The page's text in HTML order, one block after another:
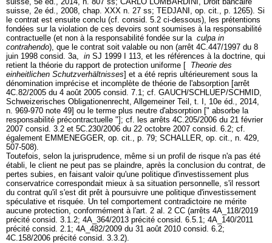
suisse, 2e éd., 2008, chap. XXX n. 27 ss; TEDJANI, op. cit., p. 1265). Si
le contrat est ensuite conclu (cf. consid. 5.2 ci-dessous), les prétentions
fondées sur la violation de ces devoirs sont soumises à la responsabilité
contractuelle (et non à la responsabilité fondée sur la culpa in
contrahendo), que le contrat soit valable ou non (arrêt 4C.447/1997 du 8
juin 1998 consid. 3a, in SJ 1999 I 113, et les références à la doctrine, qui
retient la théorie du rapport de protection uniforme [ Theorie des
einheitlichen Schutzverhältnisses] et a été repris ultérieurement sous la
dénomination imprécise et incomplète de théorie de l'absorption [arrêt
4C.82/2005 du 4 août 2005 consid. 7.1; cf. GAUCH/SCHLUEP/SCHMID,
Schweizerisches Obligationenrecht, Allgemeiner Teil, t. I, 10e éd., 2014,
n. 969-970 note 49] ou le terme plus neutre d'absorption [" absorbe la
responsabilité précontractuelle "]; cf. les arrêts 4C.205/2006 du 21 février
2007 consid. 3.2 et 5C.230/2006 du 22 octobre 2007 consid. 6.2; cf.
également EMMENEGGER, op. cit., p. 79; SCHALLER, op. cit., n. 429,
507-508).
Toutefois, selon la jurisprudence, même si un profil de risque n'a pas été
établi, le client ne peut pas se plaindre, après la conclusion du contrat, de
pertes subies, en faisant valoir qu'une politique d'investissement plus
conservatrice correspondait mieux à sa situation personnelle, s'il ressort
du contrat qu'il s'est dit prêt à poursuivre une politique d'investissement
spéculative et risquée. Un tel comportement contradictoire ne mérite
aucune protection, conformément à l'art. 2 al. 2 CC (arrêts 4A_118/2019
précité consid. 3.1.2; 4A_364/2013 précité consid. 6.5.1; 4A_140/2011
précité consid. 2.1; 4A_482/2009 du 31 août 2010 consid. 6.2;
4C.158/2006 précité consid. 3.3.2).